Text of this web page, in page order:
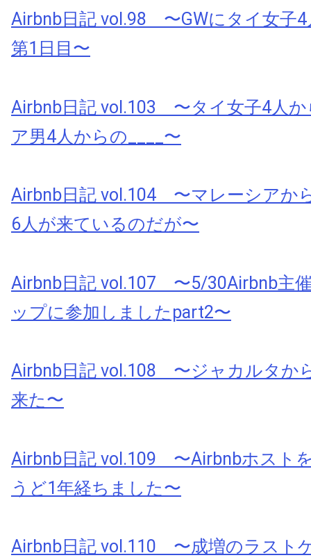
Airbnb日記 vol.98 〜GWにタイ女子
第1日目〜
Airbnb日記 vol.103 〜タイ女子4人
ア男4人からの____〜
Airbnb日記 vol.104 〜マレーシアか
6人が来ているのだが〜
Airbnb日記 vol.107 〜5/30Airbnb主
ップに参加しましたpart2〜
Airbnb日記 vol.108 〜ジャカルタか
来た〜
Airbnb日記 vol.109 〜Airbnbホスト
うど1年経ちました〜
Airbnb日記 vol.110 〜成増のラスト